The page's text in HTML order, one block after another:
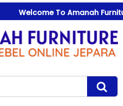
Welcome To Amanah Furniture